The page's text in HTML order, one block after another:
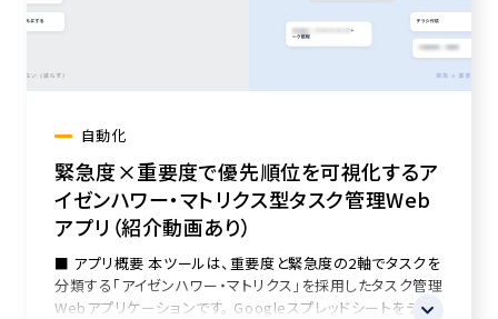
自動化
緊急度×重要度で優先順位を可視化するア
イゼンハワー・マトリクス型タスク管理Web
アプリ（紹介動画あり）
■ アプリ概要 本ツールは、重要度と緊急度の2軸でタスクを
分類する「アイゼンハワー・マトリクス」を採用したタスク管理
Webアプリケーションです。 Googleスプレッドシートをデー